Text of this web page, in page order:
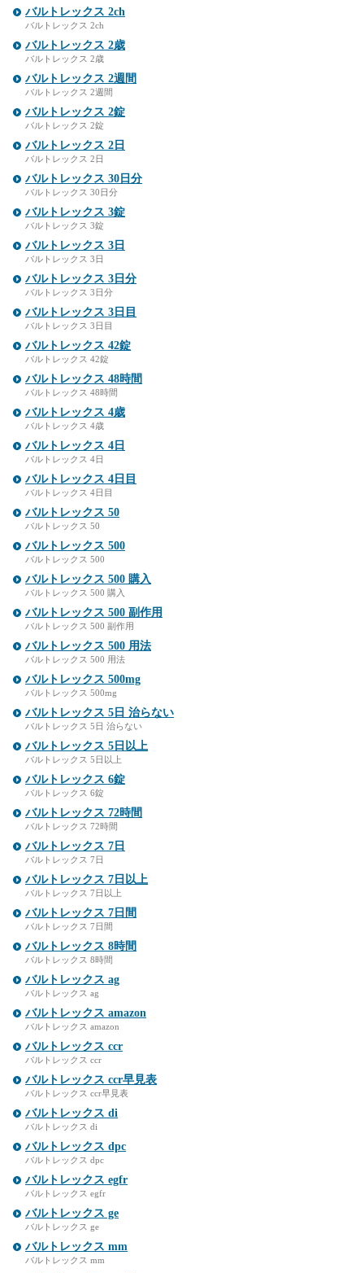
バルトレックス 2ch
バルトレックス 2ch
バルトレックス 2歳
バルトレックス 2歳
バルトレックス 2週間
バルトレックス 2週間
バルトレックス 2錠
バルトレックス 2錠
バルトレックス 2日
バルトレックス 2日
バルトレックス 30日分
バルトレックス 30日分
バルトレックス 3錠
バルトレックス 3錠
バルトレックス 3日
バルトレックス 3日
バルトレックス 3日分
バルトレックス 3日分
バルトレックス 3日目
バルトレックス 3日目
バルトレックス 42錠
バルトレックス 42錠
バルトレックス 48時間
バルトレックス 48時間
バルトレックス 4歳
バルトレックス 4歳
バルトレックス 4日
バルトレックス 4日
バルトレックス 4日目
バルトレックス 4日目
バルトレックス 50
バルトレックス 50
バルトレックス 500
バルトレックス 500
バルトレックス 500 購入
バルトレックス 500 購入
バルトレックス 500 副作用
バルトレックス 500 副作用
バルトレックス 500 用法
バルトレックス 500 用法
バルトレックス 500mg
バルトレックス 500mg
バルトレックス 5日 治らない
バルトレックス 5日 治らない
バルトレックス 5日以上
バルトレックス 5日以上
バルトレックス 6錠
バルトレックス 6錠
バルトレックス 72時間
バルトレックス 72時間
バルトレックス 7日
バルトレックス 7日
バルトレックス 7日以上
バルトレックス 7日以上
バルトレックス 7日間
バルトレックス 7日間
バルトレックス 8時間
バルトレックス 8時間
バルトレックス ag
バルトレックス ag
バルトレックス amazon
バルトレックス amazon
バルトレックス ccr
バルトレックス ccr
バルトレックス ccr早見表
バルトレックス ccr早見表
バルトレックス di
バルトレックス di
バルトレックス dpc
バルトレックス dpc
バルトレックス egfr
バルトレックス egfr
バルトレックス ge
バルトレックス ge
バルトレックス mm
バルトレックス mm